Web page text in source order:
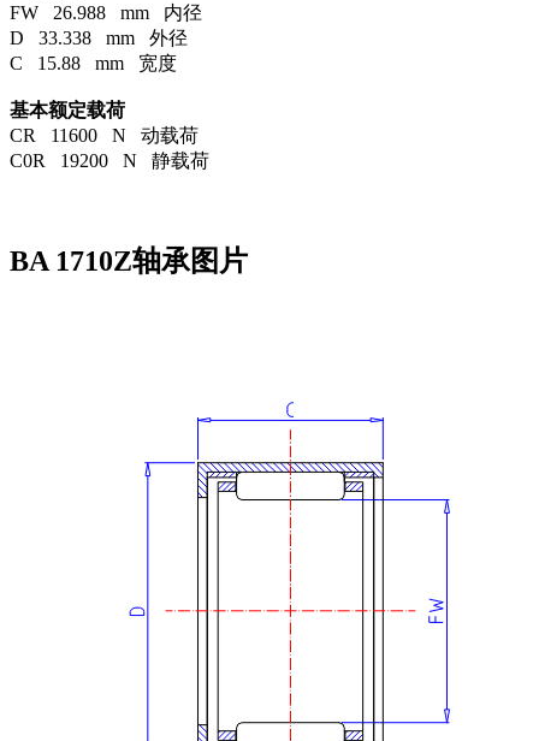
FW 26.988 mm 内径
D 33.338 mm 外径
C 15.88 mm 宽度
基本额定载荷
CR 11600 N 动载荷
C0R 19200 N 静载荷
BA 1710Z轴承图片